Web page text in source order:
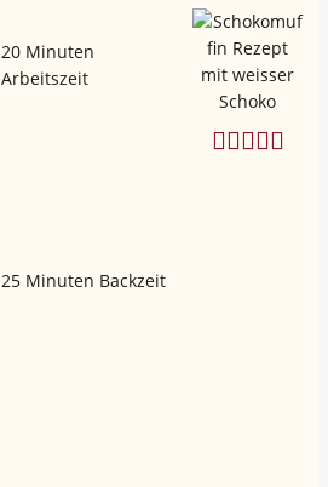
20 Minuten
Arbeitszeit
25 Minuten Backzeit